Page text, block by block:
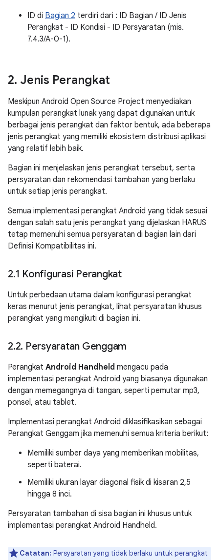
ID di Bagian 2 terdiri dari : ID Bagian / ID Jenis
Perangkat - ID Kondisi - ID Persyaratan (mis.
7.4.3/A-0-1).
2. Jenis Perangkat
Meskipun Android Open Source Project menyediakan
kumpulan perangkat lunak yang dapat digunakan untuk
berbagai jenis perangkat dan faktor bentuk, ada beberapa
jenis perangkat yang memiliki ekosistem distribusi aplikasi
yang relatif lebih baik.
Bagian ini menjelaskan jenis perangkat tersebut, serta
persyaratan dan rekomendasi tambahan yang berlaku
untuk setiap jenis perangkat.
Semua implementasi perangkat Android yang tidak sesuai
dengan salah satu jenis perangkat yang dijelaskan HARUS
tetap memenuhi semua persyaratan di bagian lain dari
Definisi Kompatibilitas ini.
2.1 Konfigurasi Perangkat
Untuk perbedaan utama dalam konfigurasi perangkat
keras menurut jenis perangkat, lihat persyaratan khusus
perangkat yang mengikuti di bagian ini.
2.2. Persyaratan Genggam
Perangkat Android Handheld mengacu pada
implementasi perangkat Android yang biasanya digunakan
dengan memegangnya di tangan, seperti pemutar mp3,
ponsel, atau tablet.
Implementasi perangkat Android diklasifikasikan sebagai
Perangkat Genggam jika memenuhi semua kriteria berikut:
Memiliki sumber daya yang memberikan mobilitas,
seperti baterai.
Memiliki ukuran layar diagonal fisik di kisaran 2,5
hingga 8 inci.
Persyaratan tambahan di sisa bagian ini khusus untuk
implementasi perangkat Android Handheld.
Catatan: Persyaratan yang tidak berlaku untuk perangkat